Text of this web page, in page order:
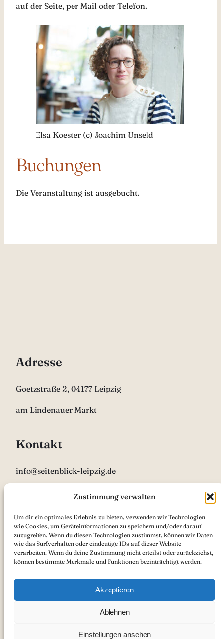
Zustimmung verwalten
Um dir ein optimales Erlebnis zu bieten, verwenden wir Technologien
wie Cookies, um Geräteinformationen zu speichern und/oder darauf
zuzugreifen. Wenn du diesen Technologien zustimmst, können wir Daten
wie das Surfverhalten oder eindeutige IDs auf dieser Website
verarbeiten. Wenn du deine Zustimmung nicht erteilst oder zurückziehst,
können bestimmte Merkmale und Funktionen beeinträchtigt werden.
Akzeptieren
Ablehnen
Einstellungen ansehen
auf der Seite, per Mail oder Telefon.
Elsa Koester (c) Joachim Unseld
Buchungen
Die Veranstaltung ist ausgebucht.
Adresse
Goetzstraße 2, 04177 Leipzig
am Lindenauer Markt
Kontakt
info@seitenblick-leipzig.de
Öffnungszeiten
Mo 12:00 – 18:00